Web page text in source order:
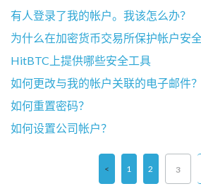
有人登录了我的帐户。我该怎么办？
为什么在加密货币交易所保护帐户安
HitBTC上提供哪些安全工具
如何更改与我的帐户关联的电子邮件？
如何重置密码？
如何设置公司帐户？
1 2 3